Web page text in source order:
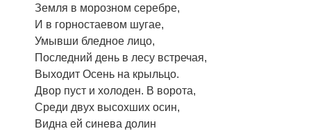
Земля в морозном серебре,
И в горностаевом шугае,
Умывши бледное лицо,
Последний день в лесу встречая,
Выходит Осень на крыльцо.
Двор пуст и холоден. В ворота,
Среди двух высохших осин,
Видна ей синева долин